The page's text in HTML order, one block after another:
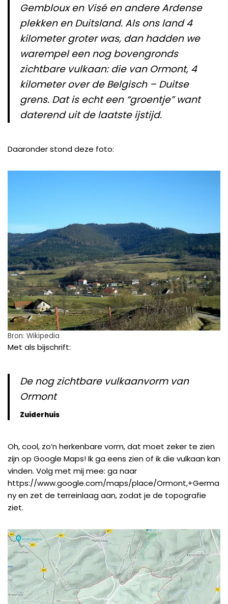
Gembloux en Visé en andere Ardense
plekken en Duitsland. Als ons land 4
kilometer groter was, dan hadden we
warempel een nog bovengronds
zichtbare vulkaan: die van Ormont, 4
kilometer over de Belgisch – Duitse
grens. Dat is echt een “groentje” want
daterend uit de laatste ijstijd.
Daaronder stond deze foto:
Bron: Wikipedia
Met als bijschrift:
De nog zichtbare vulkaanvorm van
Ormont
Zuiderhuis
Oh, cool, zo’n herkenbare vorm, dat moet zeker te zien
zijn op Google Maps! Ik ga eens zien of ik die vulkaan kan
vinden. Volg met mij mee: ga naar
https://www.google.com/maps/place/Ormont,+Germa
nyen zet de terreinlaag aan, zodat je de topografie
ziet.